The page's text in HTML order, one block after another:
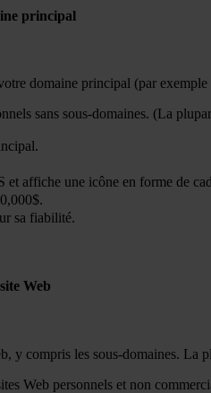
principal
domaine principal (par
sans sous-domaines. (La
affiche une icône en forme de
sa fiabilité.
Web
y compris les sous-domaines. La
Web personnels et non